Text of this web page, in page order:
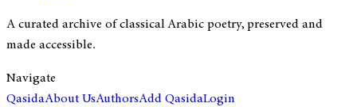
A curated archive of classical Arabic poetry, preserved and
made accessible.
Navigate
QasidaAbout UsAuthorsAdd QasidaLogin